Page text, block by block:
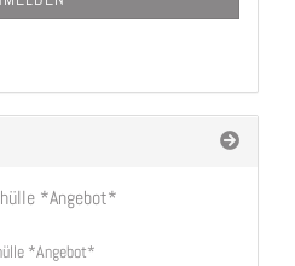
*Angebot*